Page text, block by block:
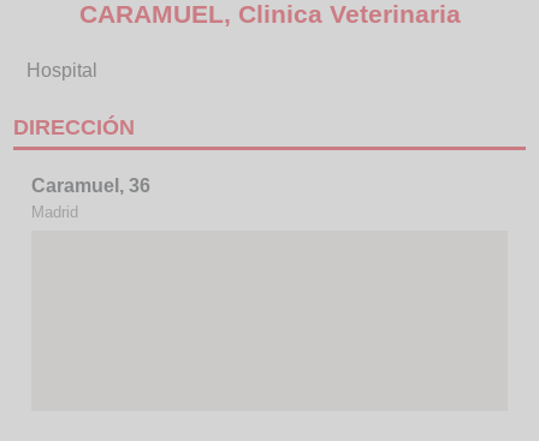
CARAMUEL, Clinica Veterinaria
Hospital
DIRECCIÓN
Caramuel, 36
Madrid